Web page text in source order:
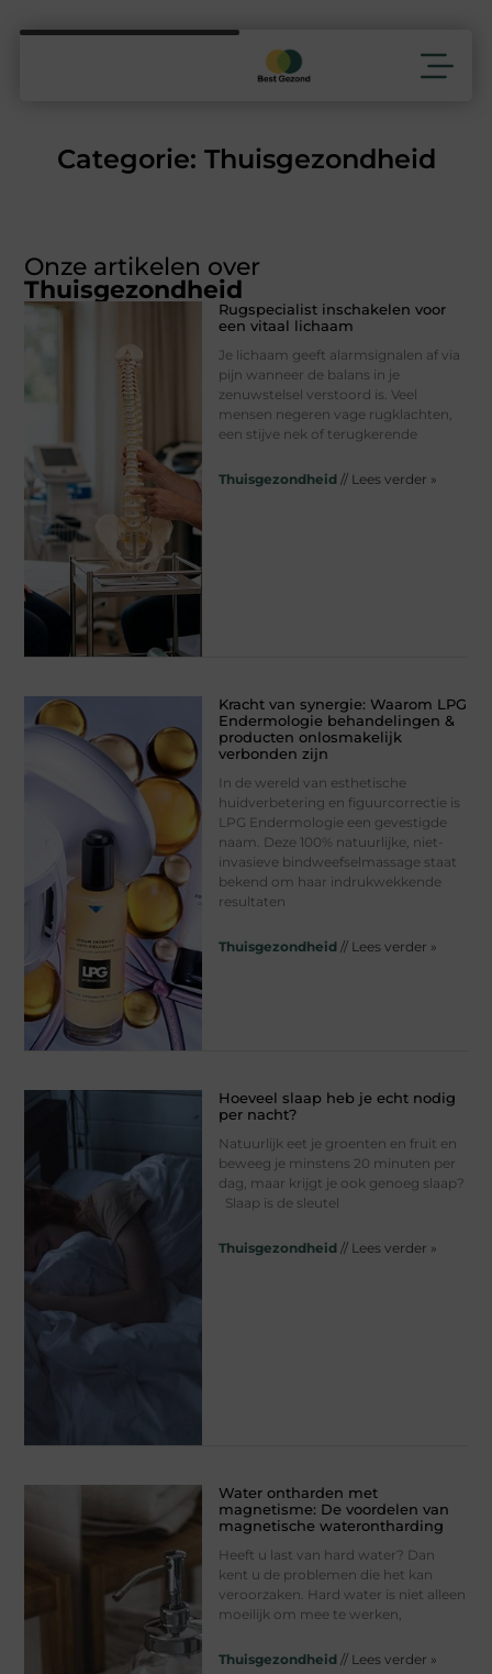
Categorie: Thuisgezondheid
Onze artikelen over
Thuisgezondheid
Rugspecialist inschakelen voor
een vitaal lichaam
Je lichaam geeft alarmsignalen af via
pijn wanneer de balans in je
zenuwstelsel verstoord is. Veel
mensen negeren vage rugklachten,
een stijve nek of terugkerende
Thuisgezondheid // Lees verder »
Kracht van synergie: Waarom LPG
Endermologie behandelingen &
producten onlosmakelijk
verbonden zijn
In de wereld van esthetische
huidverbetering en figuurcorrectie is
LPG Endermologie een gevestigde
naam. Deze 100% natuurlijke, niet-
invasieve bindweefselmassage staat
bekend om haar indrukwekkende
resultaten
Thuisgezondheid // Lees verder »
Hoeveel slaap heb je echt nodig
per nacht?
Natuurlijk eet je groenten en fruit en
beweeg je minstens 20 minuten per
dag, maar krijgt je ook genoeg slaap?
Slaap is de sleutel
Thuisgezondheid // Lees verder »
Water ontharden met
magnetisme: De voordelen van
magnetische waterontharding
Heeft u last van hard water? Dan
kent u de problemen die het kan
veroorzaken. Hard water is niet alleen
moeilijk om mee te werken,
Thuisgezondheid // Lees verder »